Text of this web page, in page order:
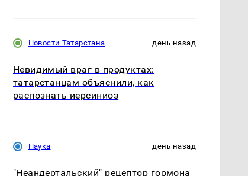
Новости Татарстана день назад
Невидимый враг в продуктах:
татарстанцам объяснили, как
распознать иерсиниоз
Наука день назад
"Неандертальский" рецептор гормона